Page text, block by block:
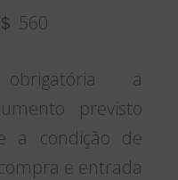
560
a
previsto
a condição de
e entrada